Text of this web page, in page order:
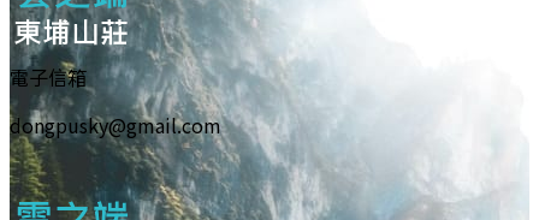
電子信箱
dongpusky@gmail.com